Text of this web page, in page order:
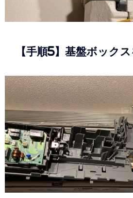
【手順5】基盤ボック